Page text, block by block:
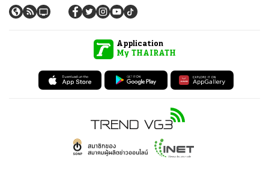
Application
My THAIRATH